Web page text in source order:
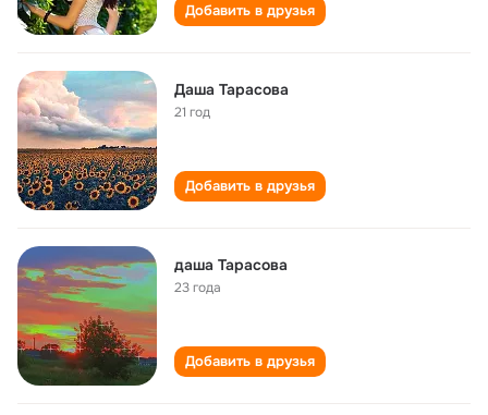
Добавить в друзья
Даша Тарасова
21 год
Добавить в друзья
даша Тарасова
23 года
Добавить в друзья